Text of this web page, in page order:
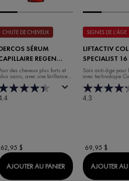
89 BOOSTER SÉRUM
CHUTE DE CHEVEUX
SÉRUM
REGEN
des cheveux plus forts et
sains, avec une brillance et
un volume accrus.
62,95 $
AJOUTER AU PANIER DERCOS SÉRUM
SIGNES DE L'ÂGE
LIFTACTIV
SPECIALIST 16
DE JOUR
Soin anti-âge pour
avec technologie
4.3
69,95 $
AJOUTER AU